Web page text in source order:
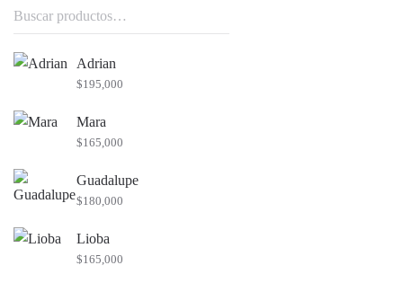
Buscar
por:
Adrian
$195,000
Mara
$165,000
Guadalupe
$180,000
Lioba
$165,000